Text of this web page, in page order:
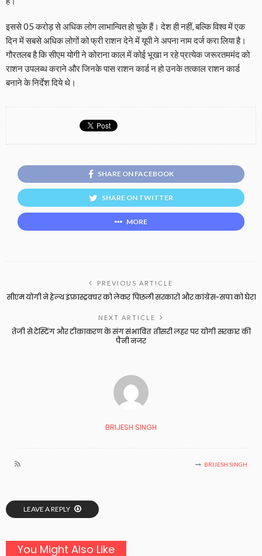
इससे 05 करोड़ से अधिक लोग लाभान्वित हो चुके हैं। देश ही नहीं, बल्कि विश्व में एक
दिन में सबसे अधिक लोगों को फ्री राशन देने में यूपी ने अपना नाम दर्ज करा लिया है।
गौरतलब है कि सीएम योगी ने कोराना काल में कोई भूखा न रहे प्रत्येक जरूरतममंद को
राशन उपलब्ध कराने और जिनके पास राशन कार्ड न हो उनके तत्काल राशन कार्ड
बनाने के निर्देश दिये थे।
SHARE ON FACEBOOK
SHARE ON TWITTER
MORE
PREVIOUS ARTICLE
सीएम योगी ने हेल्थ इंफ्रास्ट्रक्चर को लेकर पिछली सरकारों और कांग्रेस-सपा को घेरा
NEXT ARTICLE
तेजी से टेस्टिंग और टीकाकरण के संग संभावित तीसरी लहर पर योगी सरकार की
पैनी नजर
BRIJESH SINGH
BRIJESH SINGH
LEAVE A REPLY
You Might Also Like